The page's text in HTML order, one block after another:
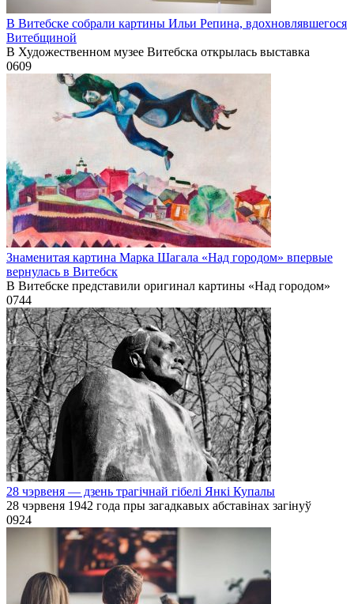
В Витебске собрали картины Ильи Репина, вдохновлявшегося
Витебщиной
В Художественном музее Витебска открылась выставка
0609
Знаменитая картина Марка Шагала «Над городом» впервые
вернулась в Витебск
В Витебске представили оригинал картины «Над городом»
0744
28 чэрвеня — дзень трагічнай гібелі Янкі Купалы
28 чэрвеня 1942 года пры загадкавых абставінах загінуў
0924